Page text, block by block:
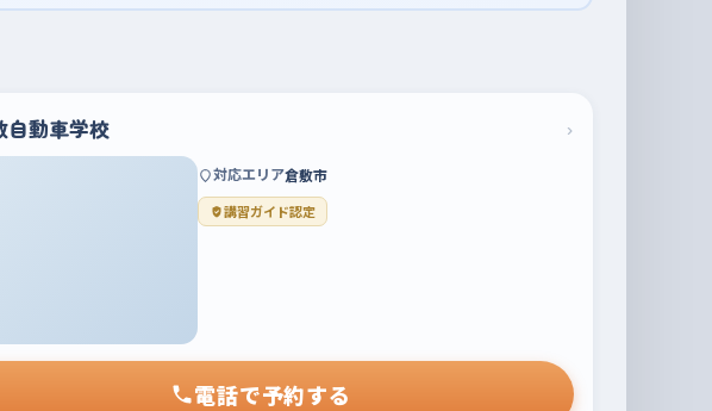
自動車学校 ›
対応エリア倉敷市
講習ガイド認定
電話で予約する